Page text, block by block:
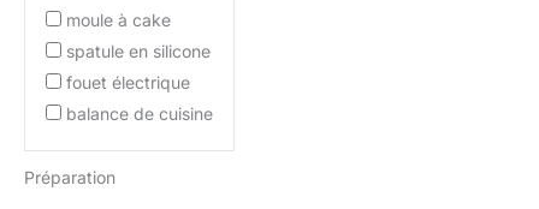
moule à cake
spatule en silicone
fouet électrique
balance de cuisine
Préparation